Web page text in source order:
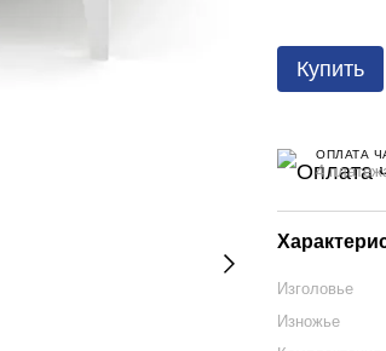
Купить
ОПЛАТА
4
Изголовье
Изножье